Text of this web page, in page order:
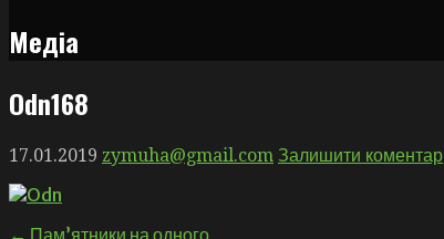
Медіа
Оdn168
17.01.2019 zymuha@gmail.com Залишити коментар
← Пам’ятники на одного